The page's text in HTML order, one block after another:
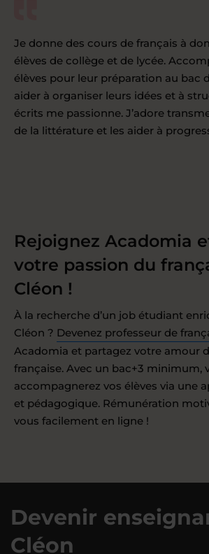
Je donne des cours de français à
élèves de collège et de lycée.
élèves pour leur préparation au bac
aider à organiser leurs idées et à
écrits me passionne. J’adore
de la littérature et les aider à
Rejoignez Acadomia
votre passion du
Cléon !
À la recherche d’un job étudiant
Cléon ? Devenez professeur de
Acadomia et partagez votre amour
française. Avec un bac+3 minimum,
accompagnerez vos élèves via une
et pédagogique. Rémunération
vous facilement en ligne !
Devenir
Cléon